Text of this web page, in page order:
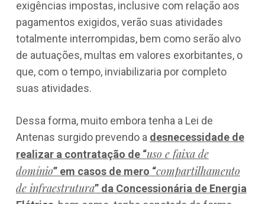
exigências impostas, inclusive com relação aos
pagamentos exigidos, verão suas atividades
totalmente interrompidas, bem como serão alvo
de autuações, multas em valores exorbitantes, o
que, com o tempo, inviabilizaria por completo
suas atividades.
Dessa forma, muito embora tenha a Lei de
Antenas surgido prevendo a desnecessidade de
realizar a contratação de “uso e faixa de
domínio” em casos de mero “compartilhamento
de infraestrutura” da Concessionária de Energia